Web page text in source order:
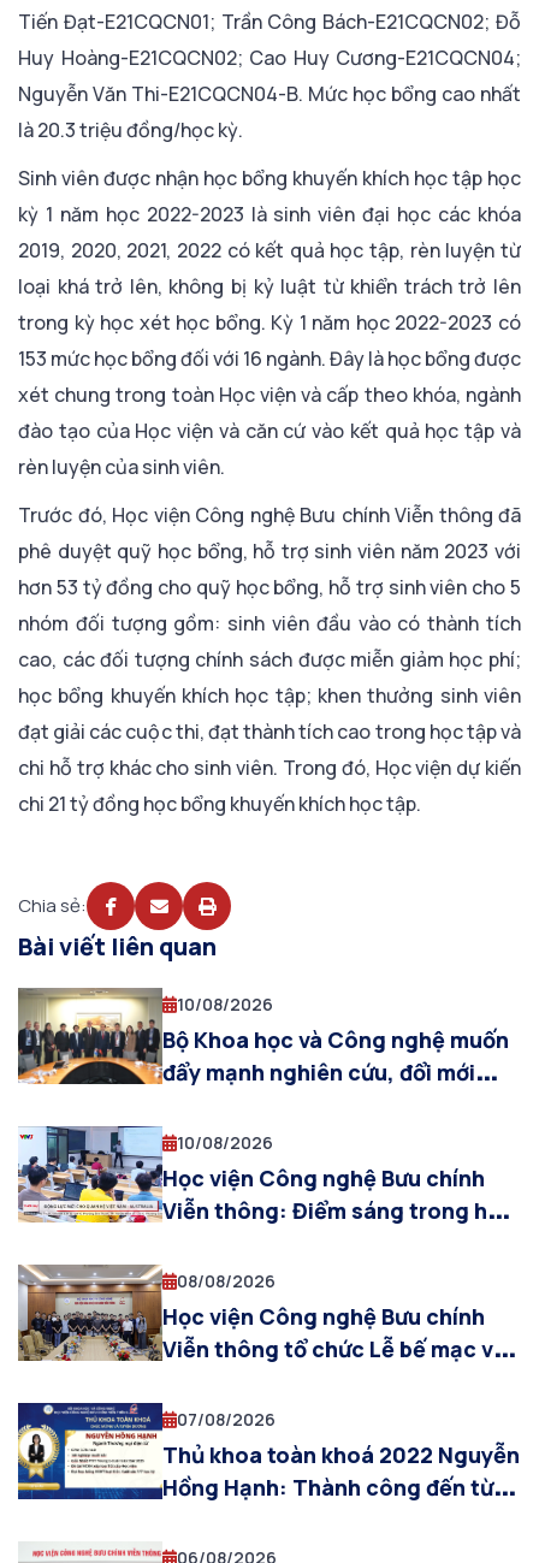
Tiến Đạt-E21CQCN01; Trần Công Bách-E21CQCN02; Đỗ
Huy Hoàng-E21CQCN02; Cao Huy Cương-E21CQCN04;
Nguyễn Văn Thi-E21CQCN04-B. Mức học bổng cao nhất
là 20.3 triệu đồng/học kỳ.
Sinh viên được nhận học bổng khuyến khích học tập học
kỳ 1 năm học 2022-2023 là sinh viên đại học các khóa
2019, 2020, 2021, 2022 có kết quả học tập, rèn luyện từ
loại khá trở lên, không bị kỷ luật từ khiển trách trở lên
trong kỳ học xét học bổng. Kỳ 1 năm học 2022-2023 có
153 mức học bổng đối với 16 ngành. Đây là học bổng được
xét chung trong toàn Học viện và cấp theo khóa, ngành
đào tạo của Học viện và căn cứ vào kết quả học tập và
rèn luyện của sinh viên.
Trước đó, Học viện Công nghệ Bưu chính Viễn thông đã
phê duyệt quỹ học bổng, hỗ trợ sinh viên năm 2023 với
hơn 53 tỷ đồng cho quỹ học bổng, hỗ trợ sinh viên cho 5
nhóm đối tượng gồm: sinh viên đầu vào có thành tích
cao, các đối tượng chính sách được miễn giảm học phí;
học bổng khuyến khích học tập; khen thưởng sinh viên
đạt giải các cuộc thi, đạt thành tích cao trong học tập và
chi hỗ trợ khác cho sinh viên. Trong đó, Học viện dự kiến
chi 21 tỷ đồng học bổng khuyến khích học tập.
Chia sẻ:
Bài viết liên quan
10/08/2026
Bộ Khoa học và Công nghệ muốn
đẩy mạnh nghiên cứu, đổi mới
10/08/2026
Học viện Công nghệ Bưu chính
Viễn thông: Điểm sáng trong hợp
Nam – Australia
08/08/2026
Học viện Công nghệ Bưu chính
Viễn thông tổ chức Lễ bế mạc và
Chương trình Thực tập SIT – PTIT
2026
07/08/2026
Thủ khoa toàn khoá 2022 Nguyễn
Hồng Hạnh: Thành công đến từ
gắng
06/08/2026